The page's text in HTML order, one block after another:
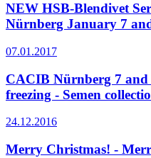
NEW HSB-Blendivet
Nürnberg January 7
07.01.2017
CACIB Nürnberg 7 and
freezing - Semen
24.12.2016
Merry Christmas! -